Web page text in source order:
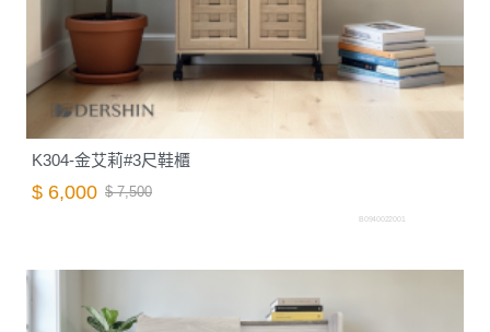
K304-金艾莉#3尺鞋櫃
$ 6,000 $ 7,500
B0940022001